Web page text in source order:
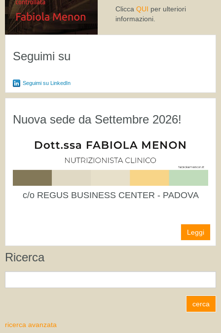
Clicca QUI per ulteriori
informazioni.
Seguimi su
Seguimi su LinkedIn
Nuova sede da Settembre 2026!
c/o REGUS BUSINESS CENTER - PADOVA
Leggi
Ricerca
ricerca avanzata